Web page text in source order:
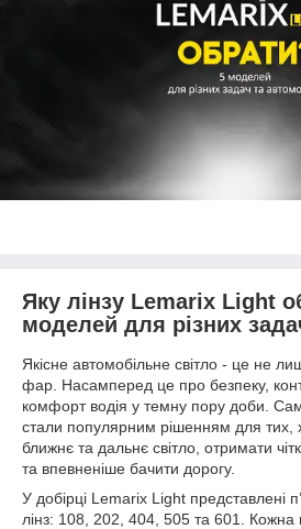
Яку лінзу Lemarix Light
моделей для різних
Якісне автомобільне світло - це не
фар. Насамперед це про безпеку,
комфорт водія у темну пору доби.
стали популярним рішенням для тих,
ближнє та дальнє світло, отримати
та впевненіше бачити дорогу.
У добірці Lemarix Light представлені
лінз: 108, 202, 404, 505 та 601. Кожна